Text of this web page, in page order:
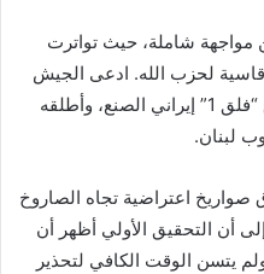
شاملة، حيث تواترت
قاسية لحزب الله. ادعى الجيش
الإسرائيلي أن الصاروخ كان من نوع “فلق 1” إيراني الصنع، وأطلقه
لبنان.
صواريخ اعتراضية تجاه الصاروخ
أن التحقيق الأولي أظهر أن
يتسن الوقت الكافي لتحذير